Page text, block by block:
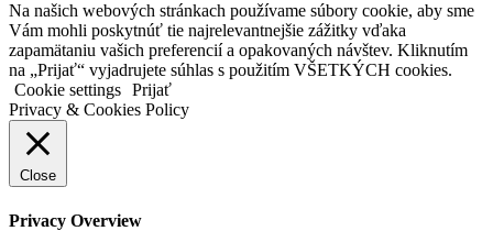
Na našich webových stránkach používame súbory cookie, aby sme
Vám mohli poskytnúť tie najrelevantnejšie zážitky vďaka
zapamätaniu vašich preferencií a opakovaných návštev. Kliknutím
na „Prijať“ vyjadrujete súhlas s použitím VŠETKÝCH cookies.
Cookie settings Prijať
Privacy & Cookies Policy
Close
Privacy Overview